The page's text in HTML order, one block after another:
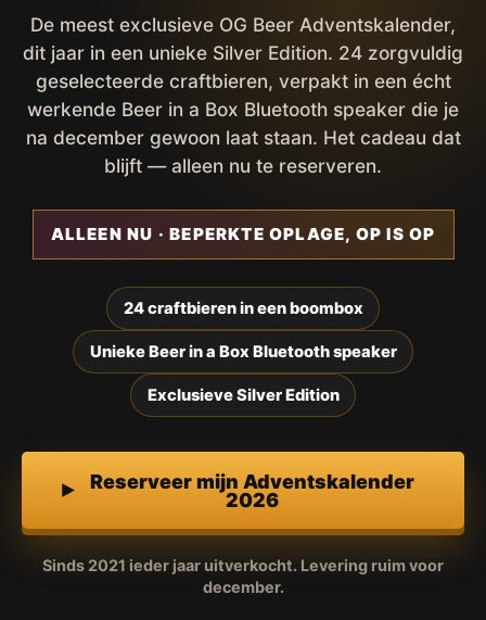
De meest exclusieve OG Beer Adventskalender,
dit jaar in een unieke Silver Edition. 24 zorgvuldig
geselecteerde craftbieren, verpakt in een écht
werkende Beer in a Box Bluetooth speaker die je
na december gewoon laat staan. Het cadeau dat
blijft — alleen nu te reserveren.
ALLEEN NU · BEPERKTE OPLAGE, OP IS OP
24 craftbieren in een boombox
Unieke Beer in a Box Bluetooth speaker
Exclusieve Silver Edition
Reserveer mijn Adventskalender
2026
Sinds 2021 ieder jaar uitverkocht. Levering ruim voor
december.